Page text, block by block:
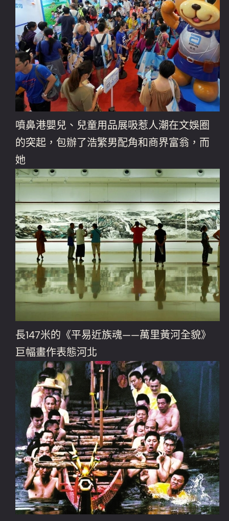
噴鼻港嬰兒、兒童用品展吸惹人潮在文娛圈
的突起，包辦了浩繁男配角和商界富翁，而
她
長147米的《平易近族魂——萬里黃河全貌》
巨幅畫作表態河北